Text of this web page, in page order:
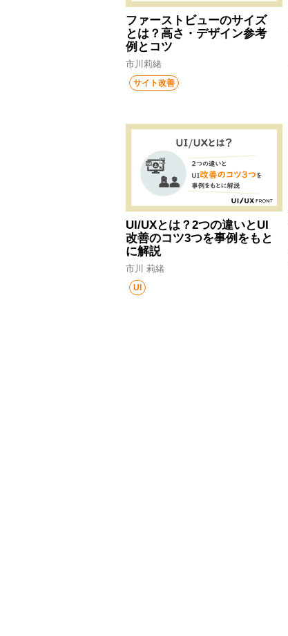
ファーストビューのサイズ
とは？高さ・デザイン参考
例とコツ
市川莉緒
サイト改善
UI/UXとは？2つの違いとUI
改善のコツ3つを事例をもと
に解説
市川 莉緒
UI